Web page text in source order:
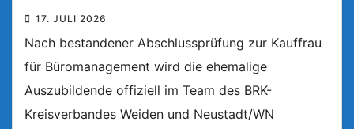
17. JULI 2026
Nach bestandener Abschlussprüfung zur Kauffrau
für Büromanagement wird die ehemalige
Auszubildende offiziell im Team des BRK-
Kreisverbandes Weiden und Neustadt/WN